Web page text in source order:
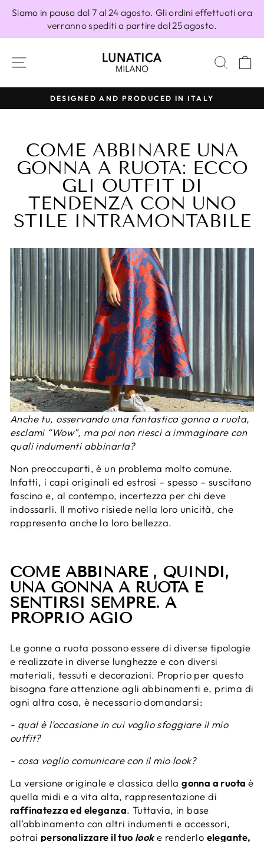
direttamente
Siamo in pausa dal 7 al 24 agosto. Gli ordini effettuati ora
verranno spediti a partire dal 25 agosto.
NAVIGAZIONE DEL SITO
Metti
presentazione
100% MADE IN ITALY
COME ABBINARE UNA
GONNA A RUOTA: ECCO
GLI OUTFIT DI
TENDENZA CON UNO
STILE INTRAMONTABILE
Anche tu, osservando una fantastica gonna a ruota,
esclami “Wow”, ma poi non riesci a immaginare con
quali indumenti abbinarla?
Non preoccuparti, è un problema molto comune.
Infatti, i capi originali ed estrosi – spesso – suscitano
fascino e, al contempo, incertezza per chi deve
indossarli. Il motivo risiede nella loro unicità, che
rappresenta anche la loro bellezza.
COME ABBINARE , QUINDI,
UNA GONNA A RUOTA E
SENTIRSI SEMPRE. A
PROPRIO AGIO
Le gonne a ruota possono essere di diverse tipologie
e realizzate in diverse lunghezze e con diversi
materiali, tessuti e decorazioni. Proprio per questo
bisogna fare attenzione agli abbinamenti e, prima di
ogni altra cosa, è necessario domandarsi:
- qual è l’occasione in cui voglio sfoggiare il mio
outfit?
- cosa voglio comunicare con il mio look?
La versione originale e classica dellagonna a ruota è
quella midi e a vita alta, rappresentazione di
raffinatezza ed eleganza. Tuttavia, in base
all’abbinamento con altri indumenti e accessori,
potrai personalizzare il tuo looke renderlo elegante,